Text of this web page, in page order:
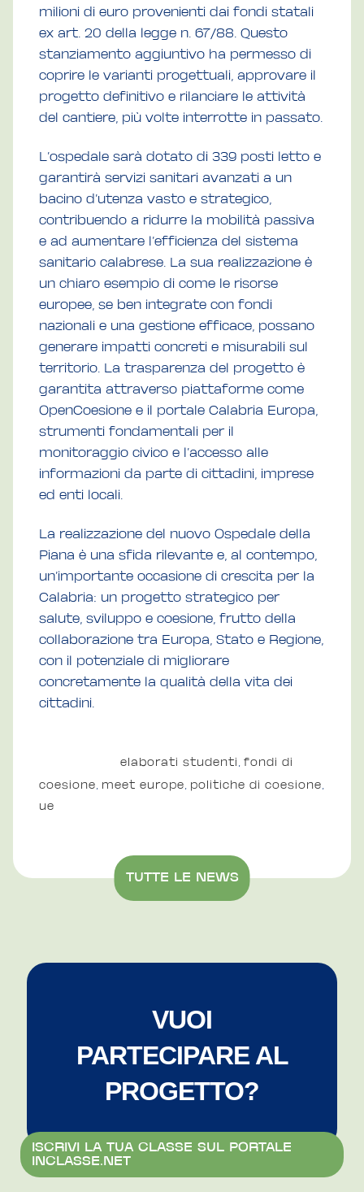
milioni di euro provenienti dai fondi statali
ex art. 20 della legge n. 67/88. Questo
stanziamento aggiuntivo ha permesso di
coprire le varianti progettuali, approvare il
progetto definitivo e rilanciare le attività
del cantiere, più volte interrotte in passato.
L’ospedale sarà dotato di 339 posti letto e
garantirà servizi sanitari avanzati a un
bacino d’utenza vasto e strategico,
contribuendo a ridurre la mobilità passiva
e ad aumentare l’efficienza del sistema
sanitario calabrese. La sua realizzazione è
un chiaro esempio di come le risorse
europee, se ben integrate con fondi
nazionali e una gestione efficace, possano
generare impatti concreti e misurabili sul
territorio. La trasparenza del progetto è
garantita attraverso piattaforme come
OpenCoesione e il portale Calabria Europa,
strumenti fondamentali per il
monitoraggio civico e l’accesso alle
informazioni da parte di cittadini, imprese
ed enti locali.
La realizzazione del nuovo Ospedale della
Piana è una sfida rilevante e, al contempo,
un’importante occasione di crescita per la
Calabria: un progetto strategico per
salute, sviluppo e coesione, frutto della
collaborazione tra Europa, Stato e Regione,
con il potenziale di migliorare
concretamente la qualità della vita dei
cittadini.
elaborati studenti , fondi di
coesione, meet europe, politiche di coesione,
ue
TUTTE LE NEWS
VUOI
PARTECIPARE AL
PROGETTO?
ISCRIVI LA TUA CLASSE SUL PORTALE
INCLASSE.NET